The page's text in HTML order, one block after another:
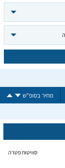
מחיר בסופ"ש
סוויטות פטרה